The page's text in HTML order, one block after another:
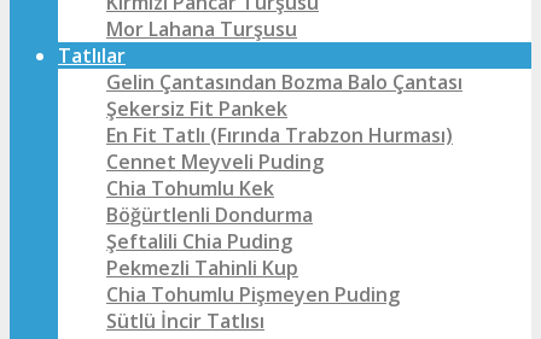
Mor Lahana Turşusu
Tatlılar
Gelin Çantasından Bozma Balo Çantası
Şekersiz Fit Pankek
En Fit Tatlı (Fırında Trabzon Hurması)
Cennet Meyveli Puding
Chia Tohumlu Kek
Böğürtlenli Dondurma
Şeftalili Chia Puding
Pekmezli Tahinli Kup
Chia Tohumlu Pişmeyen Puding
Sütlü İncir Tatlısı